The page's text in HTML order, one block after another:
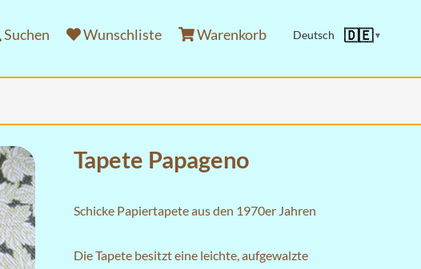
Suchen Wunschliste Warenkorb Deutsch 🇩🇪▼
Tapete Papageno
Schicke Papiertapete aus den 1970er Jahren
Die Tapete besitzt eine leichte, aufgewalzte